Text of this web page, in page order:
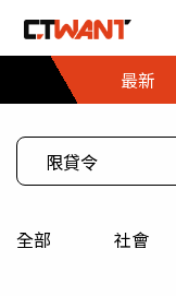
最新
全部 社會